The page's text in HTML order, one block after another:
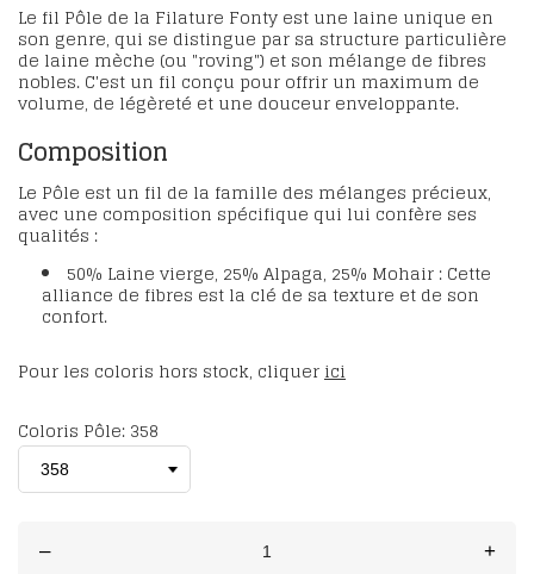
Le fil Pôle de la Filature Fonty est une laine unique en
son genre, qui se distingue par sa structure particulière
de laine mèche (ou "roving") et son mélange de fibres
nobles. C'est un fil conçu pour offrir un maximum de
volume, de légèreté et une douceur enveloppante.
Composition
Le Pôle est un fil de la famille des mélanges précieux,
avec une composition spécifique qui lui confère ses
qualités :
50% Laine vierge, 25% Alpaga, 25% Mohair : Cette
alliance de fibres est la clé de sa texture et de son
confort.
Pour les coloris hors stock, cliquer ici
Coloris Pôle: 358
– +